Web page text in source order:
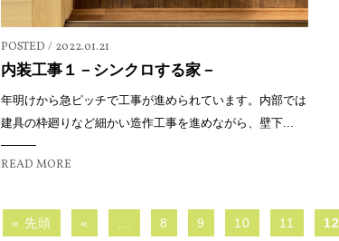
POSTED / 2022.01.21
内装工事１－シンクロする家－
年明けから急ピッチで工事が進められています。内部では
建具の枠廻りなど細かい造作工事を進めながら、壁下...
READ MORE
« 先頭 « 8 9 10 11 12